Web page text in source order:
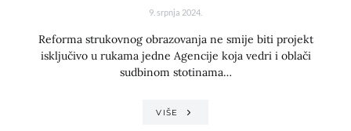
9. srpnja 2024.
Reforma strukovnog obrazovanja ne smije biti projekt
isključivo u rukama jedne Agencije koja vedri i oblači
sudbinom stotinama…
VIŠE